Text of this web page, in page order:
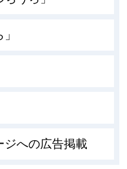
ジへの広告掲載